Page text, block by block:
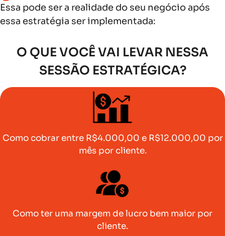
Essa pode ser a realidade do seu negócio após
essa estratégia ser implementada:
O QUE VOCÊ VAI LEVAR NESSA
SESSÃO ESTRATÉGICA?
Como cobrar entre R$4.000,00 e R$12.000,00 por
mês por cliente.
Como ter uma margem de lucro bem maior por
cliente.